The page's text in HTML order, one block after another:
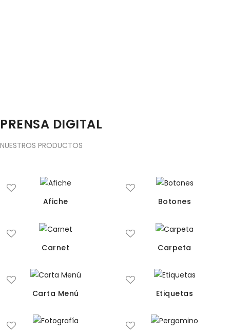
PRENSA DIGITAL
NUESTROS PRODUCTOS
Afiche Botones
Carnet Carpeta
Carta Menú Etiquetas